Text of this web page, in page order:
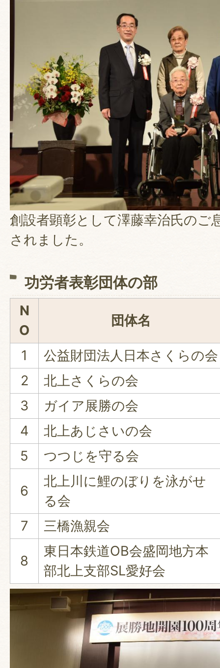
創設者顕彰として澤藤幸治氏のご
されました。
功労者表彰団体の部
N
O
団体名
1
公益財団法人日本さくらの会
2
北上さくらの会
3
ガイア展勝の会
4
北上あじさいの会
5
つつじを守る会
6
北上川に鯉のぼりを泳がせ
る会
7
三橋漁親会
8
東日本鉄道OB会盛岡地方本
部北上支部SL愛好会